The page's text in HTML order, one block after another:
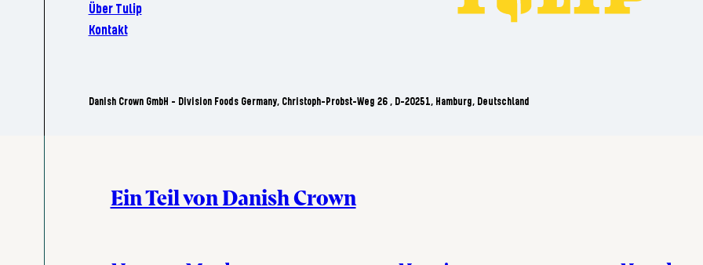
Über Tulip
Kontakt
Danish Crown GmbH - Division Foods Germany, Christoph-Probst-Weg 26 , D-20251, Hamburg, Deutschland
Ein Teil von Danish Crown